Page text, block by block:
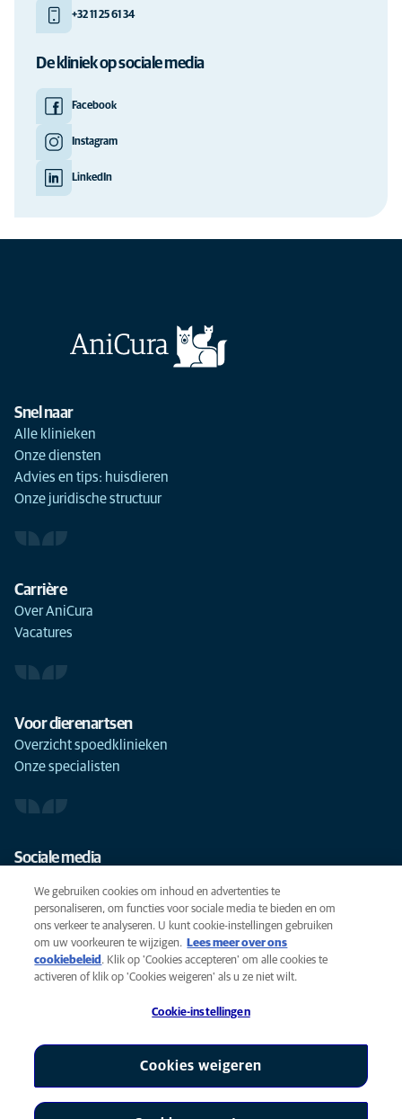
+32 11 25 61 34
De kliniek op sociale media
Facebook
Instagram
LinkedIn
Snel naar
Alle klinieken
Onze diensten
Advies en tips: huisdieren
Onze juridische structuur
Carrière
Over AniCura
Vacatures
Voor dierenartsen
Overzicht spoedklinieken
Onze specialisten
Sociale media
Cookies
Privacyverklaring
AniCura is een partner van Mars, Inc © 2026
We gebruiken cookies om inhoud en advertenties te
personaliseren, om functies voor sociale media te bieden en om
ons verkeer te analyseren. U kunt cookie-instellingen gebruiken
om uw voorkeuren te wijzigen.
Lees meer over ons
cookiebeleid (opens in a new tab)
. Klik op 'Cookies accepteren' om alle cookies te
activeren of klik op 'Cookies weigeren' als u ze niet wilt.
Cookie-instellingen
Cookies weigeren